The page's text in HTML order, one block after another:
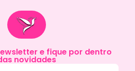
e fique por dentro
novidades